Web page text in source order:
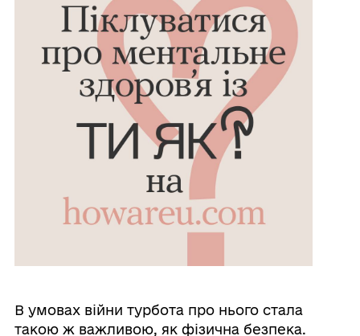
В умовах війни турбота про нього стала
такою ж важливою, як фізична безпека.